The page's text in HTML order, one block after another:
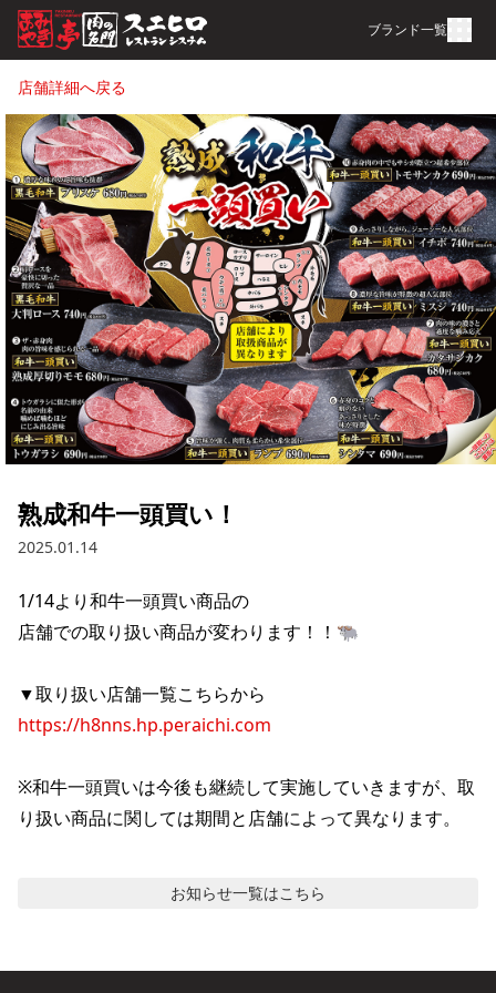
ブランド一覧
店舗詳細へ戻る
熟成和牛一頭買い！
2025.01.14
1/14より和牛一頭買い商品の
店舗での取り扱い商品が変わります！！🐃
https://h8nns.hp.peraichi.com
※和牛一頭買いは今後も継続して実施していきますが、取
り扱い商品に関しては期間と店舗によって異なります。
お知らせ一覧はこちら